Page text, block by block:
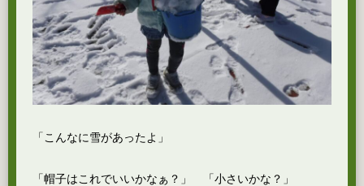
「こんなに雪があったよ」
「帽子はこれでいいかなぁ？」 「小さいかな？」